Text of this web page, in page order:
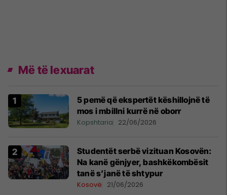
Më të lexuarat
5 pemë që ekspertët këshillojnë të
mos i mbillni kurrë në oborr
Kopshtaria 22/06/2026
Studentët serbë vizituan Kosovën:
Na kanë gënjyer, bashkëkombësit
tanë s’janë të shtypur
Kosovë 21/06/2026